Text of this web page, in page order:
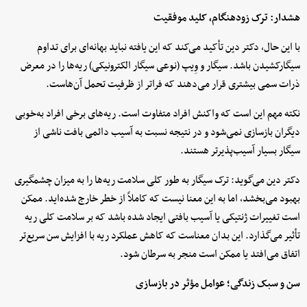
هشدار: ترک زودهنگام، کلید موفقیت
با این حال، دکتر دین تأکید می‌کند که این یافته نباید بهانه‌ای برای تداوم
سیگارکشیدن باشد. سیگار و وِیپ (نوعی سیگار الکترونیکی) ریه‌ها را در معرض
ذرات سمی بیشتری قرار می‌دهند که فراتر از ظرفیت تحمل آن‌هاست.
نکته مهم این است که واکنش افراد متفاوت است. ریه‌های برخی افراد به‌خوبی
دیگران بازسازی نمی‌شود و در نتیجه نسبت به آسیب دائمی بافت ناشی از
سیگار بسیار آسیب‌پذیرتر هستند.
دکتر دین می‌گوید: ترک سیگار به طور کلی سلامت ریه‌ها را به میزان چشمگیری
بهبود می‌بخشد، اما به این معنا نیست که کاملاً از خطر خارج شده‌اید. ممکن
است تغییرات ژنتیکی یا آسیب بافتی ایجاد شده باشد که بر سلامت کلی ریه
تأثیر می‌گذارد. این بدان معناست که کاهش عملکرد ریه با افزایش سن سریع‌تر
اتفاق می‌افتد یا ممکن است منجر به سرطان شود.
سن و سبک زندگی؛ عوامل مؤثر در بازسازی